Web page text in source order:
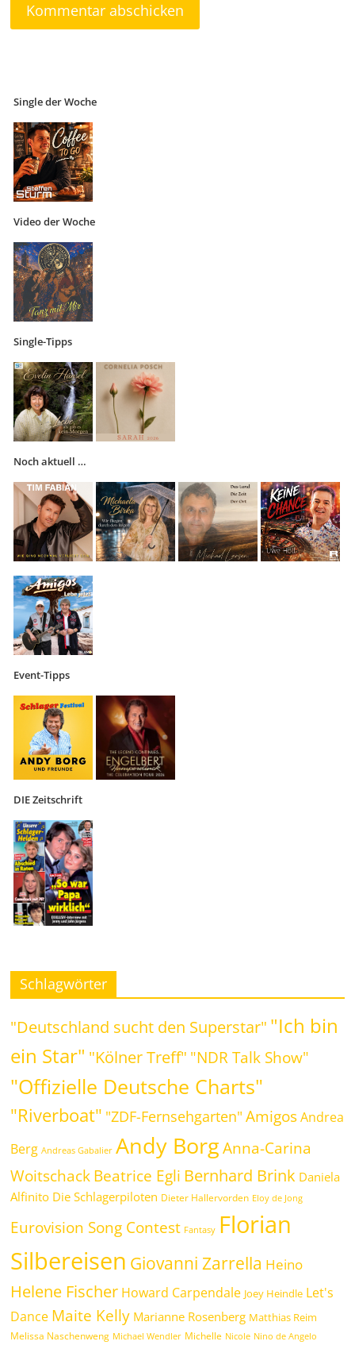
Single der Woche
Video der Woche
Single-Tipps
Noch aktuell …
Event-Tipps
DIE Zeitschrift
Schlagwörter
"Deutschland sucht den Superstar" "Ich bin
ein Star" "Kölner Treff" "NDR Talk Show"
"Offizielle Deutsche Charts"
"Riverboat" "ZDF-Fernsehgarten" Amigos Andrea
Berg Andreas Gabalier Andy Borg Anna-Carina
WoitschackBeatrice Egli Bernhard Brink Daniela
Alfinito Die Schlagerpiloten Dieter Hallervorden Eloy de Jong
Eurovision Song Contest Fantasy Florian
Silbereisen Giovanni Zarrella Heino
Helene Fischer Howard Carpendale Joey Heindle Let's
Dance Maite Kelly Marianne Rosenberg Matthias Reim
Melissa Naschenweng Michael Wendler Michelle Nicole Nino de Angelo